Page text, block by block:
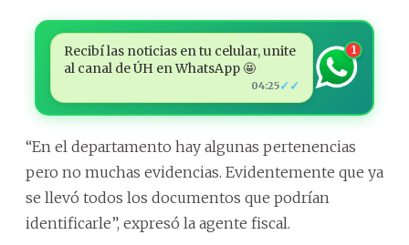
Recibí las noticias en tu celular, unite
al canal de ÚH en WhatsApp 🤩
04:25✓✓
1
“En el departamento hay algunas pertenencias
pero no muchas evidencias. Evidentemente que ya
se llevó todos los documentos que podrían
identificarle”, expresó la agente fiscal.